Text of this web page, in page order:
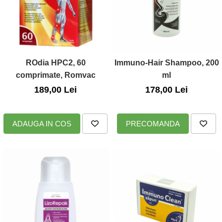
Zuluff Diapers (70 produse)
ROdia HPC2, 60
comprimate, Romvac
189,00 Lei
ADAUGA IN COS
Immuno-Hair Shampoo, 200
ml
178,00 Lei
PRECOMANDA